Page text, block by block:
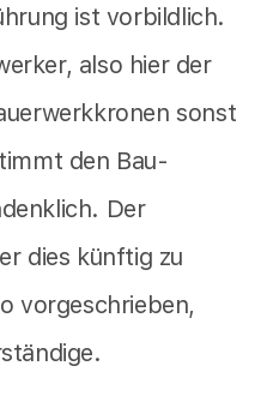
ist vorbildlich.
also hier der
sonst
den Bau-
Der
dies künftig zu
vorgeschrieben,